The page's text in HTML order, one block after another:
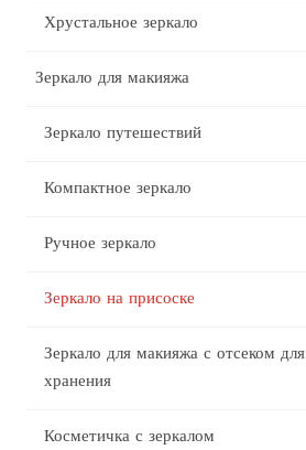
Хрустальное зеркало
Зеркало для макияжа
Зеркало путешествий
Компактное зеркало
Ручное зеркало
Зеркало на присоске
Зеркало для макияжа с отсеком для
хранения
Косметичка с зеркалом